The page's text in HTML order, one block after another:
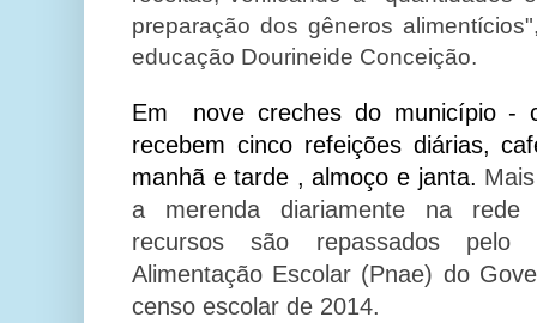
preparação dos gêneros
educação Dourineide Conceição.
Em nove creches do município -
recebem cinco refeições diárias,
manhã e tarde , almoço e janta.
a merenda diariamente na rede
recursos são repassados pelo
Alimentação Escolar (Pnae) do
censo escolar de 2014.